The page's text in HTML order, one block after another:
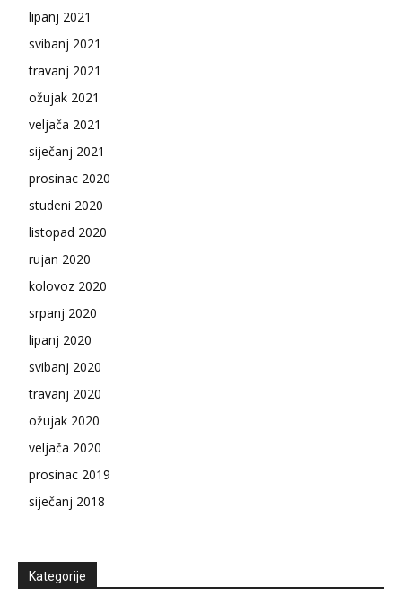
lipanj 2021
svibanj 2021
travanj 2021
ožujak 2021
veljača 2021
siječanj 2021
prosinac 2020
studeni 2020
listopad 2020
rujan 2020
kolovoz 2020
srpanj 2020
lipanj 2020
svibanj 2020
travanj 2020
ožujak 2020
veljača 2020
prosinac 2019
siječanj 2018
Kategorije